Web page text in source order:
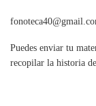
Puedes enviar tu
recopilar la historia